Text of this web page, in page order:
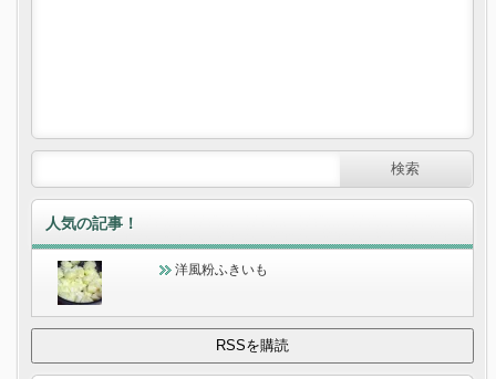
人気の記事！
洋風粉ふきいも